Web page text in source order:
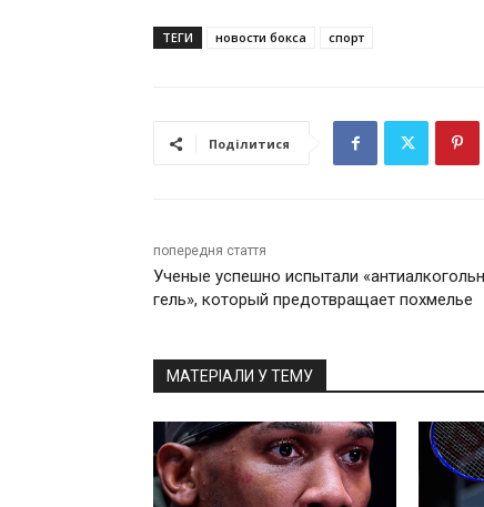
ТЕГИ новости бокса спорт
Поділитися
попередня стаття
Ученые успешно испытали
гель», который предотвращает похмелье
МАТЕРІАЛИ У ТЕМУ